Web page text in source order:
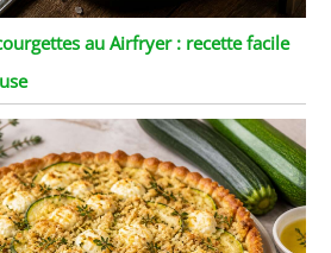
au Airfryer : recette facile